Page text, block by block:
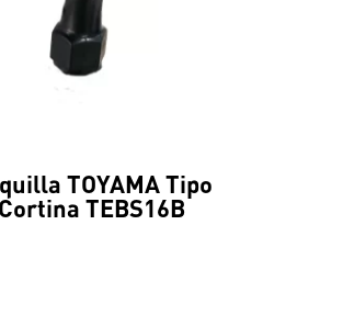
TOYAMA Tipo
Cortina TEBS16B